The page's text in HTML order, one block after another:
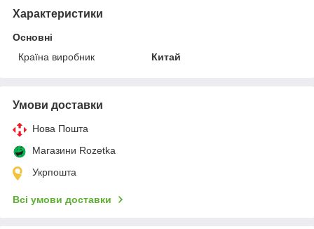
Характеристики
Основні
Країна виробник
Китай
Умови доставки
Нова Пошта
Магазини Rozetka
Укрпошта
Всі умови доставки